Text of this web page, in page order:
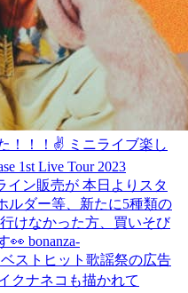
！！！✌️ ミニライブ楽し
1st Live Tour 2023
イン販売が 本日よりスタ
ルダー等、新たに5種類の
けなかった方、買いそび
👀 bonanza-
ストヒット歌謡祭の広告
クナネコも描かれて